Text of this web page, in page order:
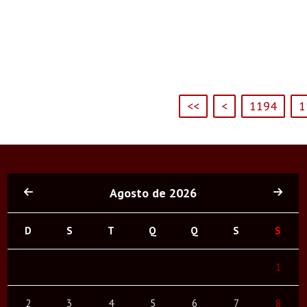
<< < 1194
Agosto de 2026
D S T Q Q S S
1
2 3 4 5 6 7 8